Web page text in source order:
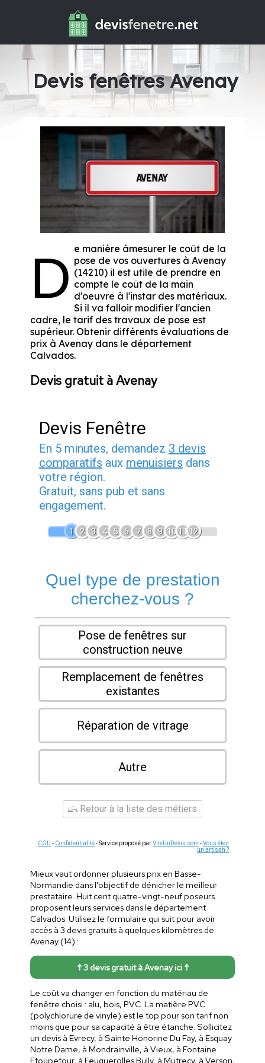
Devis fenêtres Avenay
D e manière àmesurer le coût de la
pose de vos ouvertures à Avenay
(14210) il est utile de prendre en
compte le coût de la main
d'oeuvre à l'instar des matériaux.
Si il va falloir modifier l'ancien
cadre, le tarif des travaux de pose est
supérieur. Obtenir différents évaluations de
prix à Avenay dans le département
Calvados.
Devis gratuit à Avenay
Devis Fenêtre
En 5 minutes, demandez 3 devis
comparatifs aux menuisiers dans
votre région.
Gratuit, sans pub et sans
engagement.
1 2 3 4 5 6 7 8 9 1011 12
Quel type de prestation
cherchez-vous ?
Pose de fenêtres sur
construction neuve
Remplacement de fenêtres
existantes
Réparation de vitrage
Autre
Retour à la liste des métiers
CGU - Confidentialité- Service proposé parViteUnDevis.com -Vous êtes
un artisan ?
Mieux vaut ordonner plusieurs prix en Basse-
Normandie dans l'objectif de dénicher le meilleur
prestataire. Huit cent quatre-vingt-neuf poseurs
proposent leurs services dans le département
Calvados. Utilisez le formulaire qui suit pour avoir
accès à 3 devis gratuits à quelques kilomètres de
Avenay (14) :
↑ 3 devis gratuit à Avenay ici ↑
Le coût va changer en fonction du matériau de
fenêtre choisi : alu, bois, PVC. La matière PVC
(polychlorure de vinyle) est le top pour son tarif non
moins que pour sa capacité à être étanche. Sollicitez
un devis à Evrecy, à Sainte Honorine Du Fay, à Esquay
Notre Dame, à Mondrainville, à Vieux, à Fontaine
Etoupefour, à Feuguerolles Bully, à Mutrecy, à Verson,